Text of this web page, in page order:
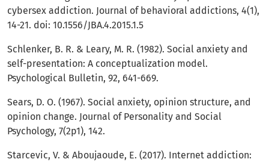
cybersex addiction. Journal of behavioral addictions, 4(1),
14-21. doi: 10.1556/JBA.4.2015.1.5
Schlenker, B. R. & Leary, M. R. (1982). Social anxiety and
self-presentation: A conceptualization model.
Psychological Bulletin, 92, 641-669.
Sears, D. O. (1967). Social anxiety, opinion structure, and
opinion change. Journal of Personality and Social
Psychology, 7(2p1), 142.
Starcevic, V. & Aboujaoude, E. (2017). Internet addiction: